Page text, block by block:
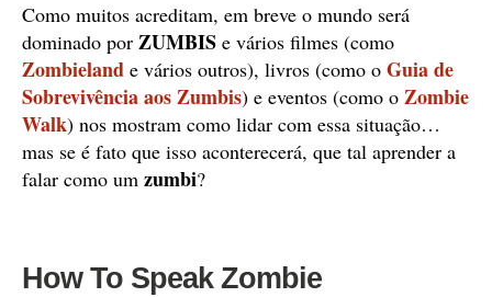
Como muitos acreditam, em breve o mundo será
dominado por ZUMBIS e vários filmes (como
Zombieland e vários outros), livros (como o Guia de
Sobrevivência aos Zumbis) e eventos (como o Zombie
Walk) nos mostram como lidar com essa situação…
mas se é fato que isso aconterecerá, que tal aprender a
falar como um zumbi?
How To Speak Zombie